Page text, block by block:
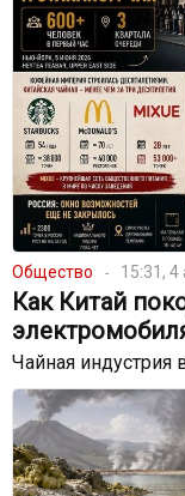
Общество 15:31, 4
Как Китай
Чайная индустрия